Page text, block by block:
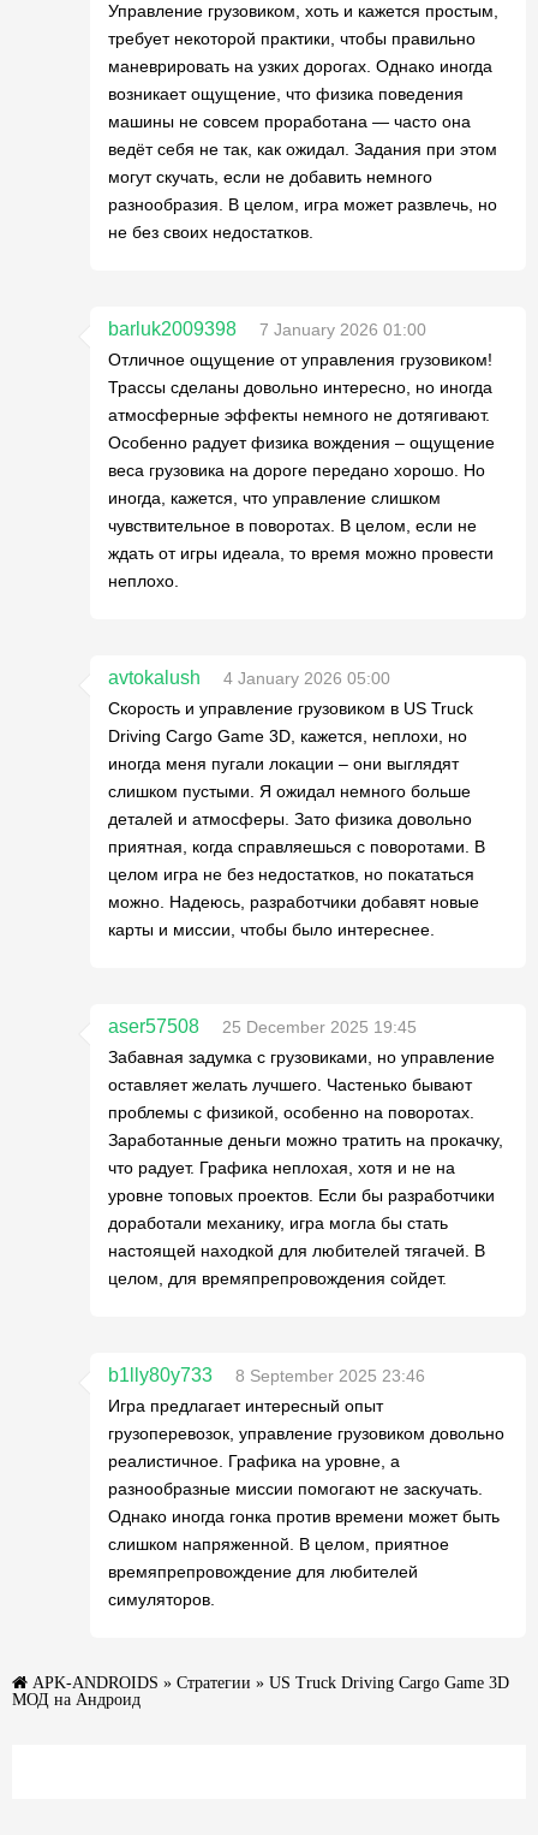
Управление грузовиком, хоть и кажется простым,
требует некоторой практики, чтобы правильно
маневрировать на узких дорогах. Однако иногда
возникает ощущение, что физика поведения
машины не совсем проработана — часто она
ведёт себя не так, как ожидал. Задания при этом
могут скучать, если не добавить немного
разнообразия. В целом, игра может развлечь, но
не без своих недостатков.
barluk2009398
7 January 2026 01:00
Отличное ощущение от управления грузовиком!
Трассы сделаны довольно интересно, но иногда
атмосферные эффекты немного не дотягивают.
Особенно радует физика вождения – ощущение
веса грузовика на дороге передано хорошо. Но
иногда, кажется, что управление слишком
чувствительное в поворотах. В целом, если не
ждать от игры идеала, то время можно провести
неплохо.
avtokalush
4 January 2026 05:00
Скорость и управление грузовиком в US Truck
Driving Cargo Game 3D, кажется, неплохи, но
иногда меня пугали локации – они выглядят
слишком пустыми. Я ожидал немного больше
деталей и атмосферы. Зато физика довольно
приятная, когда справляешься с поворотами. В
целом игра не без недостатков, но покататься
можно. Надеюсь, разработчики добавят новые
карты и миссии, чтобы было интереснее.
aser57508
25 December 2025 19:45
Забавная задумка с грузовиками, но управление
оставляет желать лучшего. Частенько бывают
проблемы с физикой, особенно на поворотах.
Заработанные деньги можно тратить на прокачку,
что радует. Графика неплохая, хотя и не на
уровне топовых проектов. Если бы разработчики
доработали механику, игра могла бы стать
настоящей находкой для любителей тягачей. В
целом, для времяпрепровождения сойдет.
b1lly80y733
8 September 2025 23:46
Игра предлагает интересный опыт
грузоперевозок, управление грузовиком довольно
реалистичное. Графика на уровне, а
разнообразные миссии помогают не заскучать.
Однако иногда гонка против времени может быть
слишком напряженной. В целом, приятное
времяпрепровождение для любителей
симуляторов.
APK-ANDROIDS » Стратегии » US Truck Driving Cargo Game 3D
МОД на Андроид